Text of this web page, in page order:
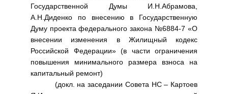
Государственной Думы И.Н.Абрамова,
А.Н.Диденко по внесению в Государственную
Думу проекта федерального закона №6884-7 «О
внесении изменения в Жилищный кодекс
Российской Федерации» (в части ограничения
повышения минимального размера взноса на
капитальный ремонт)
(докл. на заседании Совета НС – Картоев